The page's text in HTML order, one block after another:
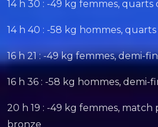
14 h 30 : -49 kg femmes, quarts
14 h 40 : -58 kg hommes,
16 h 21 : -49 kg femmes, demi-
16 h 36 : -58 kg hommes, demi-
20 h 19 : -49 kg femmes,
bronze